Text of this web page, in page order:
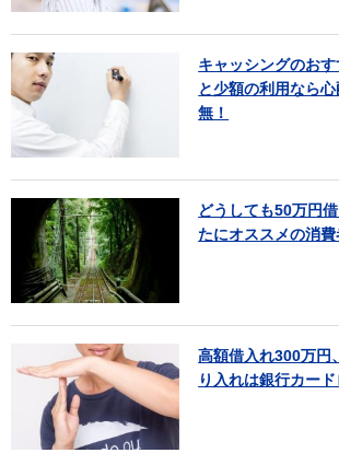
キャッシングのお
と少額の利用なら
無！
どうしても50万円
たにオススメの消
高額借入れ300万円
り入れは銀行カード